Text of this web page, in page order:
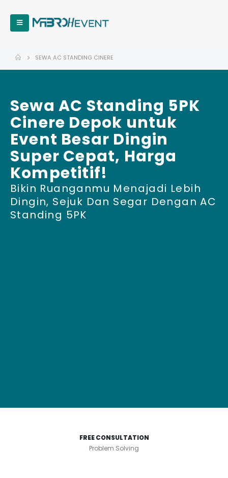
SEWA AC STANDING CINERE
Sewa AC Standing 5PK
Cinere Depok untuk
Event Besar Dingin
Super Cepat, Harga
Kompetitif!
Bikin Ruanganmu Menajadi Lebih
Dingin, Sejuk Dan Segar Dengan AC
Standing 5PK